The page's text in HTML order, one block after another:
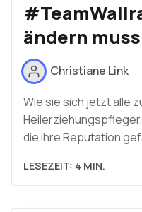
ändern muss
Christiane Link
Wie sie sich jetzt alle
die ihre Reputation
LESEZEIT: 4 MIN.